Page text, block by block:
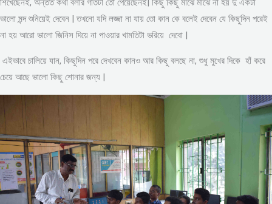
শিখেছেনই, অন্তত কথা বলার গতিটা তো পেয়েছেনই| কিছু কিছু মাঝে মাঝে না হয় দু একটা
ভালো মন্দ শুনিয়েই দেবেন | তখনো যদি লজ্জা না যায় তো কান কে বলেই দেবেন যে কিছুদিন পরেই
না হয় আরো ভালো জিনিস দিয়ে না পাওয়ার খামতিটা ভরিয়ে দেবো |
এইভাবে চালিয়ে যান, কিছুদিন পরে দেখবেন কানও আর কিছু বলছে না, শুধু মুখের দিকে হাঁ করে
চেয়ে আছে ভালো কিছু শোনার জন্য |